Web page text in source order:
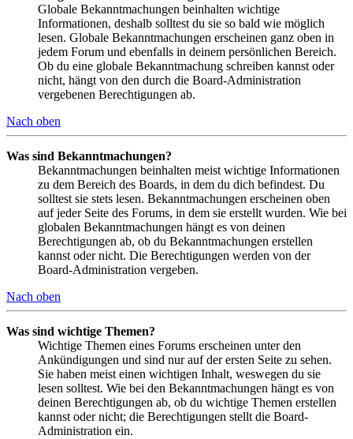
Globale Bekanntmachungen beinhalten wichtige
Informationen, deshalb solltest du sie so bald wie möglich
lesen. Globale Bekanntmachungen erscheinen ganz oben in
jedem Forum und ebenfalls in deinem persönlichen Bereich.
Ob du eine globale Bekanntmachung schreiben kannst oder
nicht, hängt von den durch die Board-Administration
vergebenen Berechtigungen ab.
Nach oben
Was sind Bekanntmachungen?
Bekanntmachungen beinhalten meist wichtige Informationen
zu dem Bereich des Boards, in dem du dich befindest. Du
solltest sie stets lesen. Bekanntmachungen erscheinen oben
auf jeder Seite des Forums, in dem sie erstellt wurden. Wie bei
globalen Bekanntmachungen hängt es von deinen
Berechtigungen ab, ob du Bekanntmachungen erstellen
kannst oder nicht. Die Berechtigungen werden von der
Board-Administration vergeben.
Nach oben
Was sind wichtige Themen?
Wichtige Themen eines Forums erscheinen unter den
Ankündigungen und sind nur auf der ersten Seite zu sehen.
Sie haben meist einen wichtigen Inhalt, weswegen du sie
lesen solltest. Wie bei den Bekanntmachungen hängt es von
deinen Berechtigungen ab, ob du wichtige Themen erstellen
kannst oder nicht; die Berechtigungen stellt die Board-
Administration ein.